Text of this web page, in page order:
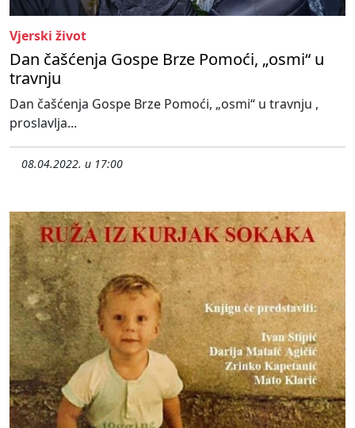
Vjerski život
Dan čašćenja Gospe Brze Pomoći, „osmi“ u
travnju
Dan čašćenja Gospe Brze Pomoći, „osmi“ u travnju ,
proslavlja...
08.04.2022. u 17:00